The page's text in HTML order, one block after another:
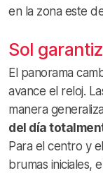
en la zona este
Sol
El panorama
avance el reloj.
manera
del día
Para el centro y
brumas iniciales,